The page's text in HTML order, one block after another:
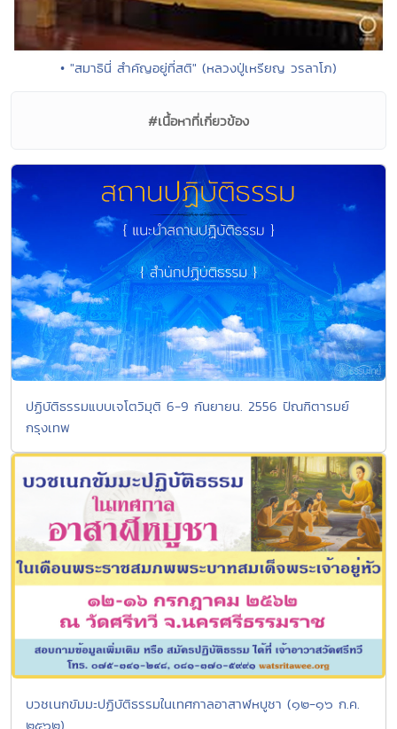
• "สมาธินี่ สำคัญอยู่ที่สติ" (หลวงปู่เหรียญ วรลาโภ)
#เนื้อหาที่เกี่ยวข้อง
ปฏิบัติธรรมแบบเจโตวิมุติ 6-9 กันยายน. 2556 ปัณฑิตารมย์
กรุงเทพ
บวชเนกขัมมะปฏิบัติธรรมในเทศกาลอาสาฬหบูชา (๑๒-๑๖ ก.ค.
๒๕๖๒)